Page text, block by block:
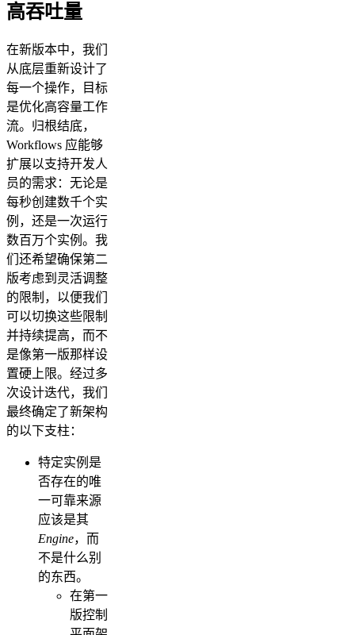
高吞吐量
在新版本中，我们
从底层重新设计了
每一个操作，目标
是优化高容量工作
流。归根结底，
Workflows 应能够
扩展以支持开发人
员的需求：无论是
每秒创建数千个实
例，还是一次运行
数百万个实例。我
们还希望确保第二
版考虑到灵活调整
的限制，以便我们
可以切换这些限制
并持续提高，而不
是像第一版那样设
置硬上限。经过多
次设计迭代，我们
最终确定了新架构
的以下支柱：
特定实例是
否存在的唯
一可靠来源
应该是其
Engine，而
不是什么别
的东西。
在第一
版控制